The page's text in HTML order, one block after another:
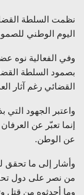
نظمت السلطة
اليوم الوطني
وفي الفعالية نوه
بصمود السلطة
القضائي رغم آثار
واعتبر الجهود التي
إنما تعبّر عن
عن الوطن.
وأشار إلى ما تحقق
من نصر على دول
وما أحدثوه من قتل